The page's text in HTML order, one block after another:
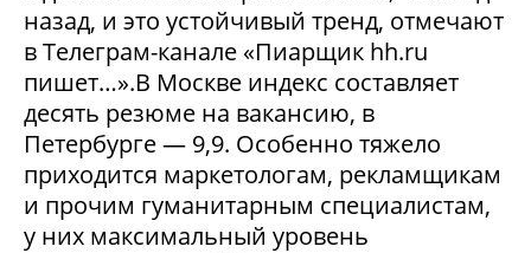
назад, и это устойчивый тренд, отмечают
в Телеграм-канале «Пиарщик hh.ru
пишет…».В Москве индекс составляет
десять резюме на вакансию, в
Петербурге — 9,9. Особенно тяжело
приходится маркетологам, рекламщикам
и прочим гуманитарным специалистам,
у них максимальный уровень